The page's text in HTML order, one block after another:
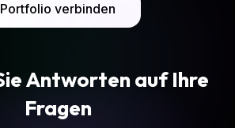
Portfolio verbinden
Antworten auf Ihre
Fragen